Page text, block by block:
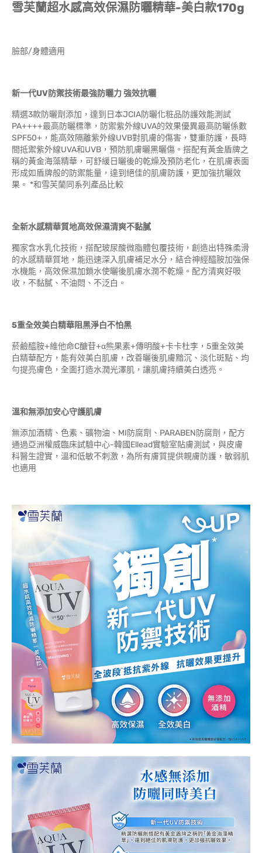
雪芙蘭超水感高效保濕防曬精華-美白款170g
臉部/身體適用
新一代UV防禦技術最強防曬力 強效抗曬
精選3款防曬劑添加，達到日本JCIA防曬化粧品防護效能測試
PA++++最高防曬標準，防禦紫外線UVA的效果優異最高防曬係數
SPF50+，能高效隔離紫外線UVB對肌膚的傷害，雙重防護，長時
間抵禦紫外線UVA和UVB，預防肌膚曬黑曬傷。搭配有黃金盾牌之
稱的黃金海藻精華，可舒緩日曬後的乾燥及預防老化，在肌膚表面
形成如盾牌般的防禦能量，達到絕佳的肌膚防護，更加強抗曬效
果。 *和雪芙蘭同系列產品比較
全新水感精華質地高效保濕清爽不黏膩
獨家含水乳化技術，搭配玻尿酸微脂體包覆技術，創造出特殊柔滑
的水感精華質地，能迅速深入肌膚補足水分，結合神經醯胺加強保
水機能，高效保濕加鎖水使曬後肌膚水潤不乾燥。配方清爽好吸
收，不黏膩、不油悶、不泛白。
5重全效美白精華阻黑淨白不怕黑
菸鹼醯胺+維他命C醣苷+α熊果素+傳明酸+卡卡杜李，5重全效美
白精華配方，能有效美白肌膚，改善曬後肌膚黯沉、淡化斑點、均
勻提亮膚色，全面打造水潤光澤肌，讓肌膚持續美白透亮。
溫和無添加安心守護肌膚
無添加酒精、色素、礦物油、MI防腐劑、PARABEN防腐劑，配方
通過亞洲權威臨床試驗中心-韓國Ellead實驗室貼膚測試，與皮膚
科醫生證實，溫和低敏不刺激，為所有膚質提供親膚防護，敏弱肌
也適用